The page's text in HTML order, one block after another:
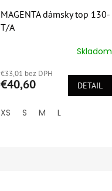
MAGENTA dámsky top 130-
T/A
produktu
je
z
Skladom
€33,01 bez DPH
€40,60 DETAIL
XS S M L